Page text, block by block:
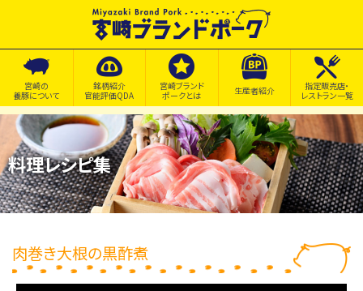
宮崎の
養豚について
銘柄紹介
官能評価QDA
宮崎ブランド
ポークとは
生産者紹介
指定販売店・
レストラン一覧
料理レシピ集
肉巻き大根の黒酢煮